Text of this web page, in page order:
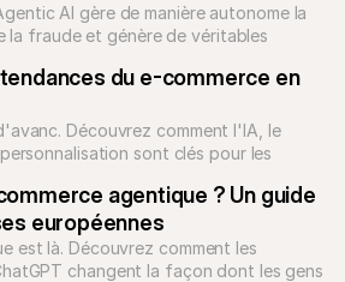
AI gère de manière autonome la
la fraude et génère de véritables
du e-commerce en
Découvrez comment l'IA, le
sont clés pour les
agentique ? Un guide
européennes
est là. Découvrez comment les
changent la façon dont les gens